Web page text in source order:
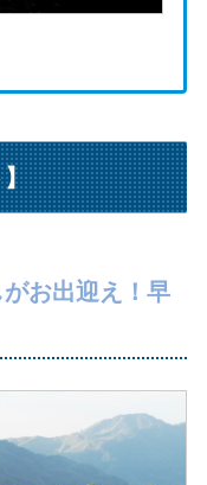
がお出迎え！早